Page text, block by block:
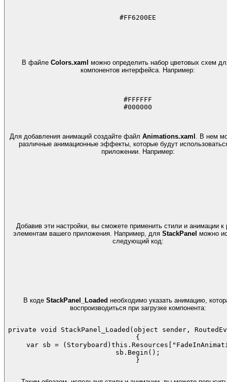
#FF6200EE
В файле Colors.xaml можно определить набор цветовых схем
компонентов интерфейса. Например:
#FFFFFF
#000000
Для добавления анимаций создайте файл Animations.xaml . В нем
различные анимационные эффекты, которые будут
приложении. Например:
Добавив эти настройки, вы сможете применить стили и анимации к
элементам вашего приложения. Например, для StackPanel можно
следующий код:
В коде StackPanel_Loaded необходимо указать анимацию,
воспроизводиться при загрузке компонента:
private void StackPanel_Loaded(object sender,
{
var sb =
sb.Begin();